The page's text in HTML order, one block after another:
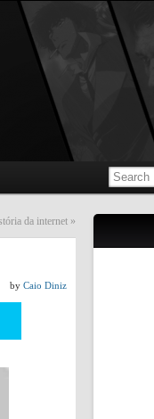
da internet »
by Caio Diniz